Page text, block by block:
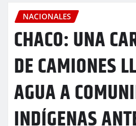
NACIONALES
CHACO: UNA
DE CAMIONES
AGUA A
INDÍGENAS